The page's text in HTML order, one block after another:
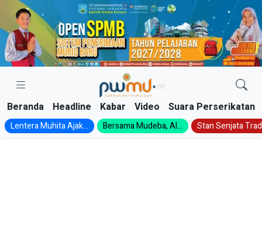
Skip
content
Beranda Headline Kabar Video Suara Perserikatan
Lentera Muhita Ajak... Bersama Mudeba, Al... Stan Senjata